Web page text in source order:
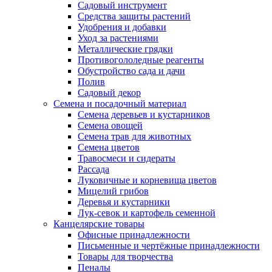
Садовый инструмент
Средства защиты растений
Удобрения и добавки
Уход за растениями
Металлические грядки
Противогололедные реагенты
Обустройство сада и дачи
Полив
Садовый декор
Семена и посадочный материал
Семена деревьев и кустарников
Семена овощей
Семена трав для животных
Семена цветов
Травосмеси и сидераты
Рассада
Луковичные и корневища цветов
Мицелий грибов
Деревья и кустарники
Лук-севок и картофель семенной
Канцелярские товары
Офисные принадлежности
Письменные и чертёжные принадлежности
Товары для творчества
Пеналы